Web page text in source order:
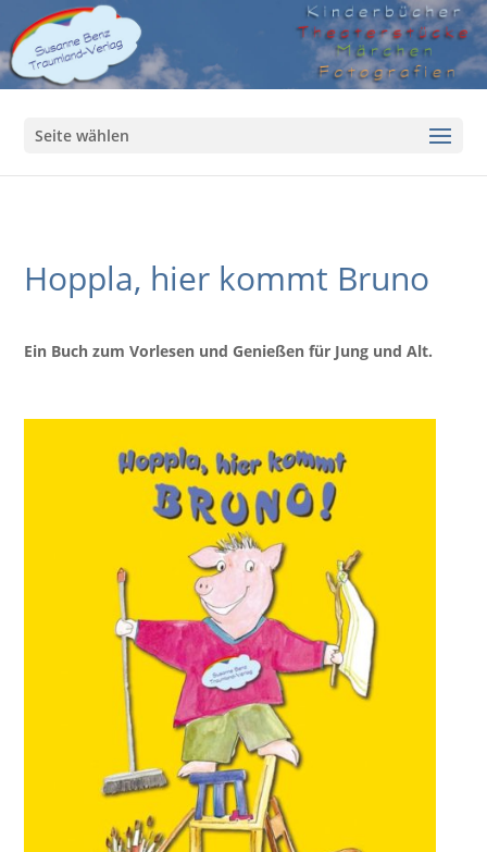
Seite wählen
Hoppla, hier kommt Bruno
Ein Buch zum Vorlesen und Genießen für Jung und Alt.